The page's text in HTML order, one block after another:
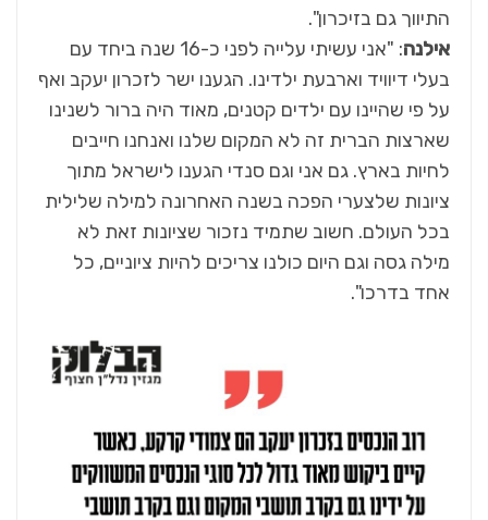
התיווך גם בזיכרון".
אילנה
: "אני עשיתי עלייה לפני כ-16 שנה ביחד עם
בעלי דיוויד וארבעת ילדינו. הגענו ישר לזכרון יעקב ואף
על פי שהיינו עם ילדים קטנים, מאוד היה ברור לשנינו
שארצות הברית זה לא המקום שלנו ואנחנו חייבים
לחיות בארץ. גם אני וגם סנדי הגענו לישראל מתוך
ציונות שלצערי הפכה בשנה האחרונה למילה שלילית
בכל העולם. חשוב שתמיד נזכור שציונות זאת לא
מילה גסה וגם היום כולנו צריכים להיות ציוניים, כל
אחד בדרכו".